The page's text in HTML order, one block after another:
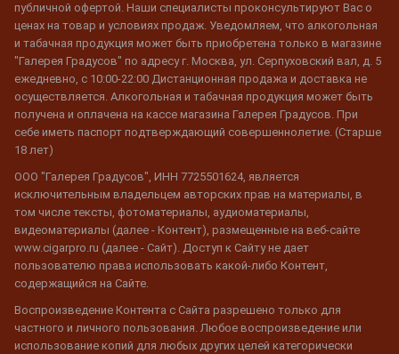
публичной офертой. Наши специалисты проконсультируют Вас о
ценах на товар и условиях продаж. Уведомляем, что алкогольная
и табачная продукция может быть приобретена только в магазине
"Галерея Градусов" по адресу г. Москва, ул. Серпуховский вал, д. 5
ежедневно, с 10:00-22:00 Дистанционная продажа и доставка не
осуществляется. Алкогольная и табачная продукция может быть
получена и оплачена на кассе магазина Галерея Градусов. При
себе иметь паспорт подтверждающий совершеннолетие. (Старше
18 лет)
ООО "Галерея Градусов", ИНН 7725501624, является
исключительным владельцем авторских прав на материалы, в
том числе тексты, фотоматериалы, аудиоматериалы,
видеоматериалы (далее - Контент), размещенные на веб-сайте
www.cigarpro.ru (далее - Сайт). Доступ к Сайту не дает
пользователю права использовать какой-либо Контент,
содержащийся на Сайте.
Воспроизведение Контента с Сайта разрешено только для
частного и личного пользования. Любое воспроизведение или
использование копий для любых других целей категорически